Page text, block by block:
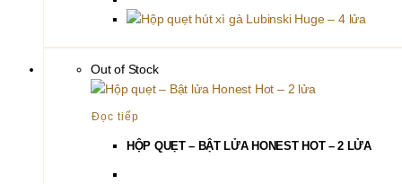
400.000₫.
Out of Stock
Đọc tiếp
HỘP QUẸT – BẬT LỬA HONEST HOT – 2 LỬA